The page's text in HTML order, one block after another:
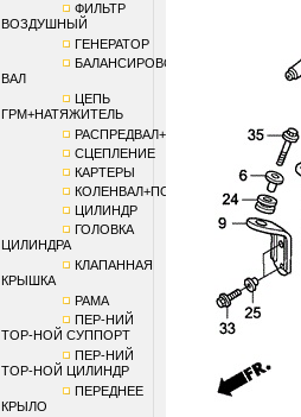
ФИЛЬТР
ВОЗДУШНЫЙ
ГЕНЕРАТОР
БАЛАНСИРОВОЧНЫЙ
ВАЛ
ЦЕПЬ
ГРМ+НАТЯЖИТЕЛЬ
РАСПРЕДВАЛ+КЛАПАНЫ
СЦЕПЛЕНИЕ
КАРТЕРЫ
КОЛЕНВАЛ+ПОРШЕНЬ
ЦИЛИНДР
ГОЛОВКА
ЦИЛИНДРА
КЛАПАННАЯ
КРЫШКА
РАМА
ПЕР-НИЙ
ТОР-НОЙ СУППОРТ
ПЕР-НИЙ
ТОР-НОЙ ЦИЛИНДР
ПЕРЕДНЕЕ
КРЫЛО